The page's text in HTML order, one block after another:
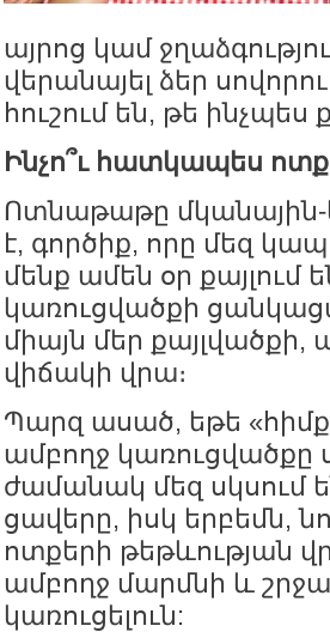
այրոց կամ
վերանայել ձեր
հուշում են, թե ինչպես
Ինչո՞ւ հատկապես
Ոտնաթաթը
է, գործիք, որը մեզ
մենք ամեն օր քայլում
կառուցվածքի
միայն մեր քայլվածքի,
վիճակի վրա։
Պարզ ասած, եթե
ամբողջ կառուցվածքը
ժամանակ մեզ սկսում
ցավերը, իսկ երբեմն,
ոտքերի թեթևության
ամբողջ մարմնի և
կառուցելուն: